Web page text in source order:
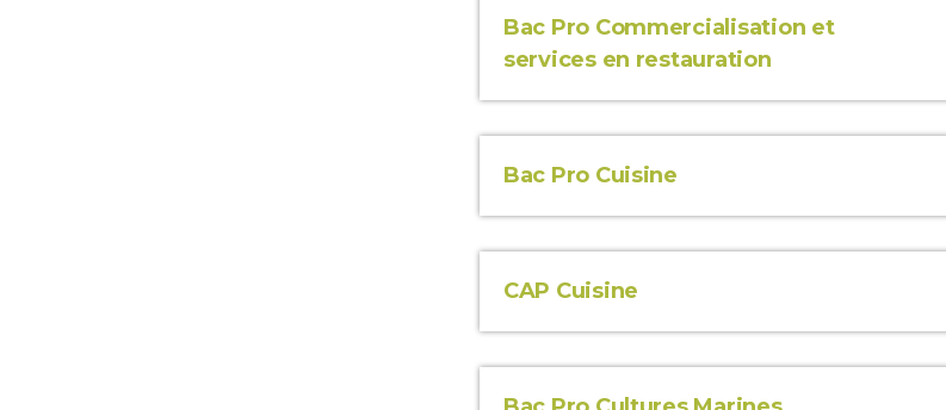
Bac Pro Commercialisation et
services en restauration
Bac Pro Cuisine
CAP Cuisine